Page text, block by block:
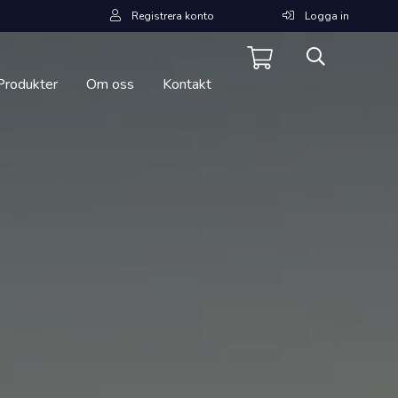
Registrera konto Logga in
Om oss Kontakt